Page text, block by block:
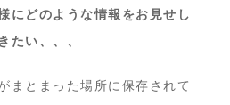
にどのような情報をお見せし
たい、、、
まとまった場所に保存されて